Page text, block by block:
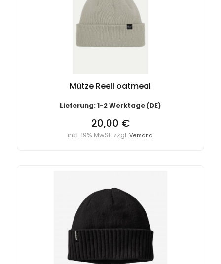
Mütze Reell oatmeal
Lieferung: 1-2 Werktage (DE)
20,00 €
inkl. 19% MwSt. zzgl.Versand